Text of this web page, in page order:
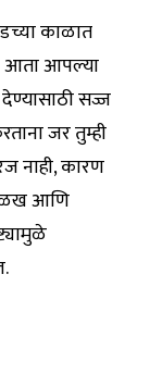
काळात
आता आपल्या
सज्ज
जर तुम्ही
नाही, कारण
आणि